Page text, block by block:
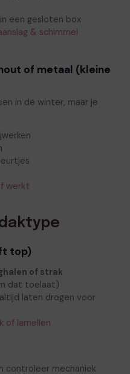
een gesloten box
& schimmel
of metaal (kleine
in de winter, maar je
werkt
top)
of strak
dat toelaat)
laten drogen voor
of lamellen
controleer mechaniek